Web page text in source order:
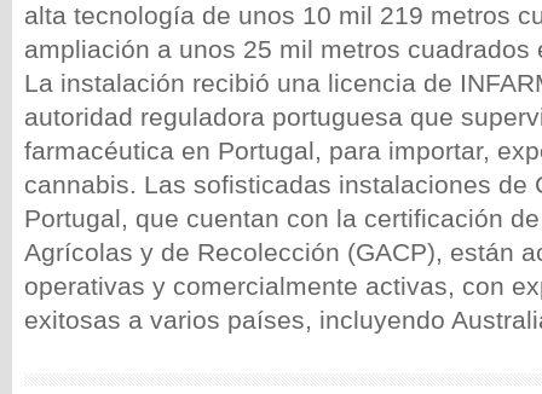
alta tecnología de unos 10 mil 219 metros
ampliación a unos 25 mil metros cuadrados
La instalación recibió una licencia de
autoridad reguladora portuguesa que
farmacéutica en Portugal, para importar,
cannabis. Las sofisticadas instalaciones de
Portugal, que cuentan con la certificación
Agrícolas y de Recolección (GACP), están
operativas y comercialmente activas, con
exitosas a varios países, incluyendo